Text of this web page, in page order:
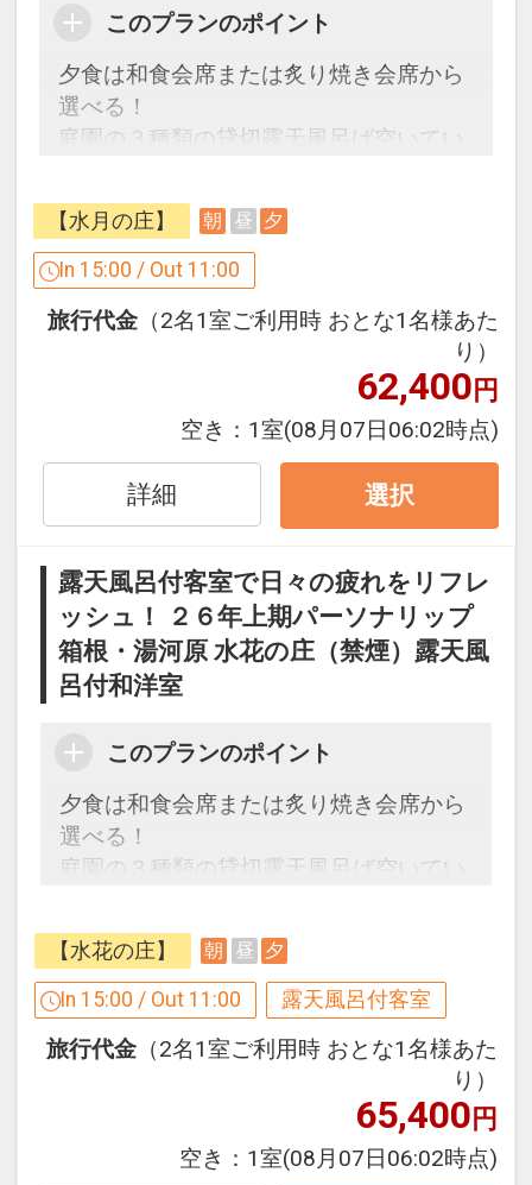
このプランのポイント
夕食は和食会席または炙り焼き会席から
選べる！
庭園の３種類の貸切露天風呂ば空いてい
ウエルカムドリンク付☆
ここがポイント！
時間コーヒー・紅茶をご用意）
●遅めの夕食可能（20時まで・お日にち
により夕食時間は異なりますので事前に
予約が必要です。）
※ご予約時に「お問合せ・ご要望等メ
モ」欄、またはご予約後「マイページ」
にご希望の開始時間をご記入ください。
度でも利用OK
※旅行代金に含まれます。
●誕生日（※前後１４日以内対象）の方
1回）
●結婚記念日等（※前後１４日以内対
※ご予約時に「お問合せ・ご要望メモ」
欄、またはご予約後「マイページ」に、
記念日の内容（誕生日・結婚記念日等）
をご記入ください。
設定期間：2026年4月1日～2026年11月
【水月の庄】 朝 昼 夕
In 15:00 / Out 11:00
旅行代金 （2名1室ご利用時 おとな1名様あた
り）
62,400円
空き： 1室(08月07日06:02時点)
詳細 選択
露天風呂付客室で日々の疲れをリフレ
ッシュ！ ２６年上期パーソナリップ
箱根・湯河原 水花の庄（禁煙）露天風
呂付和洋室
このプランのポイント
夕食は和食会席または炙り焼き会席から
選べる！
庭園の３種類の貸切露天風呂ば空いてい
ウエルカムドリンク付☆
ここがポイント！
時間コーヒー・紅茶をご用意）
●遅めの夕食可能（20時まで・お日にち
により夕食時間は異なりますので事前に
予約が必要です。）
【水花の庄】 朝 昼 夕
In 15:00 / Out 11:00 露天風呂付客室
旅行代金 （2名1室ご利用時 おとな1名様あた
り）
65,400円
空き： 1室(08月07日06:02時点)